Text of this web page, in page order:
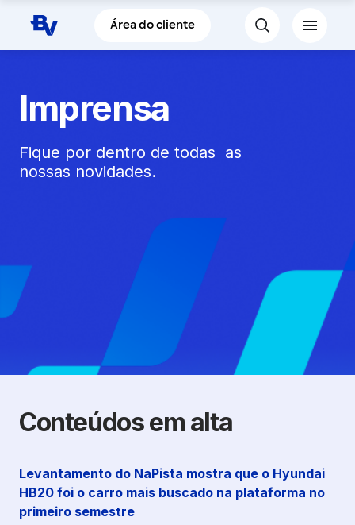
Pular para o Conteúdo principal
Área do cliente
Imprensa
Fique por dentro de todas as
nossas novidades.
Conteúdos em alta
Levantamento do NaPista mostra que o Hyundai
HB20 foi o carro mais buscado na plataforma no
primeiro semestre